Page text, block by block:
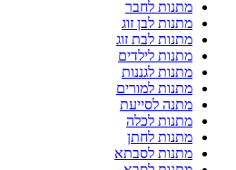
מתנות לחבר
מתנות לבן זוג
מתנות לבת זוג
מתנות לילדים
מתנות לגננות
מתנות למורים
מתנה לסייעת
מתנות לכלה
מתנות לחתן
מתנות לסבתא